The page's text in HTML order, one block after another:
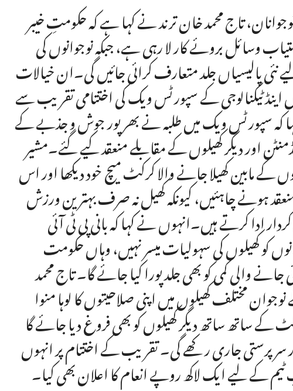
تاج محمد خان ترند نے کہا ہے کہ حکومتِ خیبر
وسائل بروئے کار لا رہی ہے، جبکہ نوجوانوں کی
پالیسیاں جلد متعارف کرائی جائیں گی۔ان خیالات
ٹیکنالوجی کے سپورٹس ویک کی اختتامی تقریب سے
سپورٹس ویک میں طلبہ نے بھرپور جوش و جذبے کے
اور دیگر کھیلوں کے مقابلے منعقد کیے گئے۔مشیر
کے مابین کھیلا جانے والا کرکٹ میچ خود دیکھا اور اس
ہونے چاہئیں، کیونکہ کھیل نہ صرف بہترین ورزش
ادا کرتے ہیں۔انہوں نے کہا کہ بانی پی ٹی آئی
کھیلوں کی سہولیات میسر نہیں، وہاں حکومت
والی کمی کو بھی جلد پورا کیا جائے گا۔ تاج محمد
مختلف کھیلوں میں اپنی صلاحیتوں کا لوہا منوا
ساتھ ساتھ دیگر کھیلوں کو بھی فروغ دیا جائے گا
سرپرستی جاری رکھے گی۔ تقریب کے اختتام پر انہوں
کے لیے ایک لاکھ روپے انعام کا اعلان بھی کیا۔